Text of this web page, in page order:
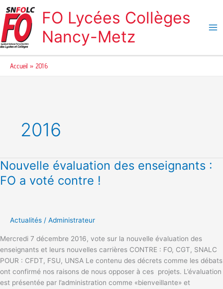
au
contenu
FO Lycées Collèges
Nancy-Metz
Accueil 2016
2016
Nouvelle évaluation des enseignants :
FO a voté contre !
Actualités / Administrateur
Mercredi 7 décembre 2016, vote sur la nouvelle évaluation des
enseignants et leurs nouvelles carrières CONTRE : FO, CGT, SNALC
POUR : CFDT, FSU, UNSA Le contenu des décrets comme les débats
ont confirmé nos raisons de nous opposer à ces projets. L’évaluation
est présentée par l’administration comme «bienveillante» et
Nouvelle
évaluation
des
voté
contre
!